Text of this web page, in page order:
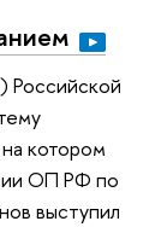
Российской
котором
ОП РФ по
выступил